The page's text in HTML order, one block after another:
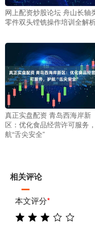
网上配资炒股论坛 舟山长轴
零件双头镗铣操作培训全解
真正实盘配资 青岛西海岸新
区：优化食品经营许可服务
航“舌尖安全”
相关评论
本文评分*